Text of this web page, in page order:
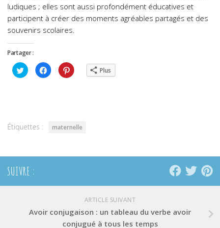
ludiques ; elles sont aussi profondément éducatives et
participent à créer des moments agréables partagés et des
souvenirs scolaires.
Partager :
Cliquez
pour
partager
Cliquez
pour
partager
Cliquez
pour Plus
Étiquettes : maternelle
SUIVRE :
ARTICLE SUIVANT
Avoir conjugaison : un tableau du verbe avoir
conjugué à tous les temps